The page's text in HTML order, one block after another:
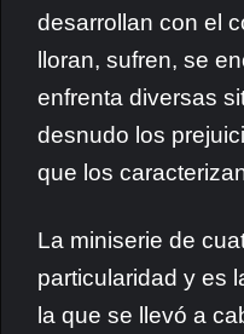
desarrollan con el
lloran, sufren, se
enfrenta diversas
desnudo los
que los
La miniserie de
particularidad y es
la que se llevó a